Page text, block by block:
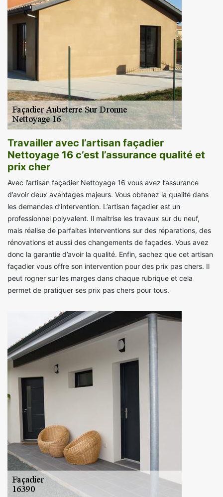
Travailler avec l’artisan façadier
Nettoyage 16 c’est l’assurance qualité et
prix cher
Avec l’artisan façadier Nettoyage 16 vous avez l’assurance
d’avoir deux avantages majeurs. Vous obtenez la qualité dans
les demandes d’intervention. L’artisan façadier est un
professionnel polyvalent. Il maitrise les travaux sur du neuf,
mais réalise de parfaites interventions sur des réparations, des
rénovations et aussi des changements de façades. Vous avez
donc la garantie d’avoir la qualité. Enfin, sachez que cet artisan
façadier vous offre son intervention pour des prix pas chers. Il
peut rogner sur les marges dans chaque rubrique et cela
permet de pratiquer ses prix pas chers pour tous.